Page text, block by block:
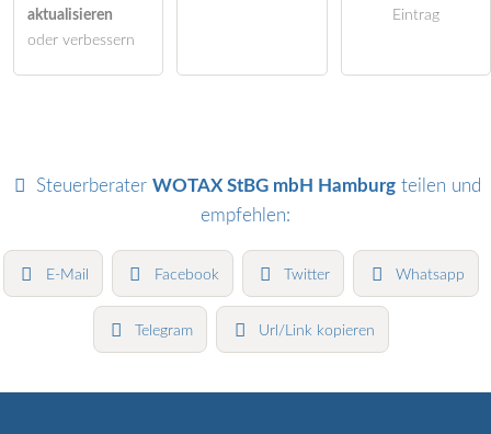
aktualisieren
oder verbessern
Eintrag
Steuerberater WOTAX StBG mbH Hamburgteilen und
empfehlen:
E-Mail Facebook Twitter Whatsapp
Telegram Url/Link kopieren